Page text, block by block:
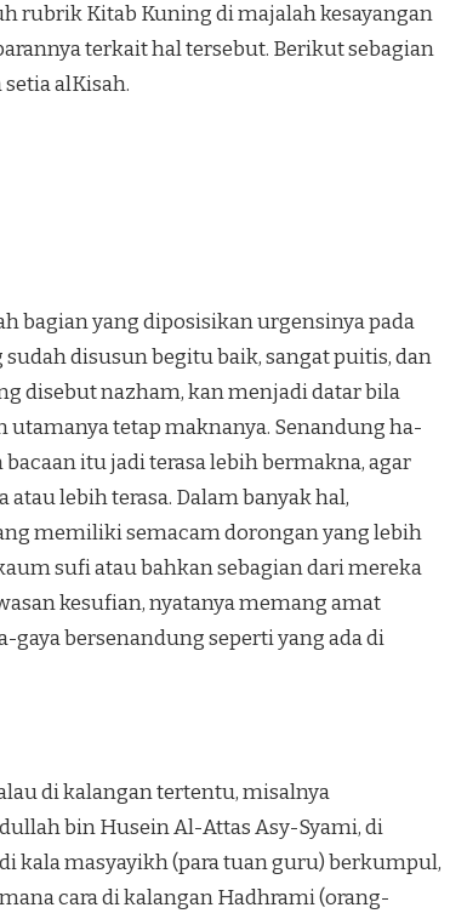
rubrik Kitab Kuning di majalah kesayangan
terkait hal tersebut. Berikut sebagian
alKisah.
bagian yang diposisikan urgensi­nya pada
disusun begitu baik, sangat puitis, dan
disebut nazham, kan menjadi datar bila
uta­manya tetap maknanya. Senandung ha­
itu jadi terasa lebih ber­makna, agar
lebih terasa. Dalam banyak hal,
memiliki se­macam dorongan yang lebih
sufi atau bahkan sebagian dari mereka
kesufian, nyatanya memang amat
bersenandung seperti yang ada di
di kalangan tertentu, misalnya
bin Husein Al-Attas Asy-Syami, di
kala masyayikh (para tuan guru) berkumpul,
cara di kalangan Hadhrami (orang-